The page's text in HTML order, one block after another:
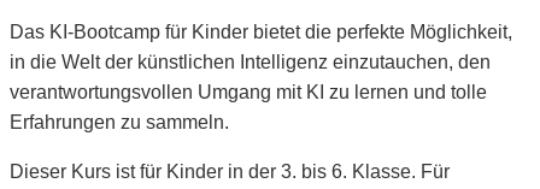
Das KI-Bootcamp für Kinder bietet die perfekte Möglichkeit,
in die Welt der künstlichen Intelligenz einzutauchen, den
verantwortungsvollen Umgang mit KI zu lernen und tolle
Erfahrungen zu sammeln.
Dieser Kurs ist für Kinder in der 3. bis 6. Klasse. Für